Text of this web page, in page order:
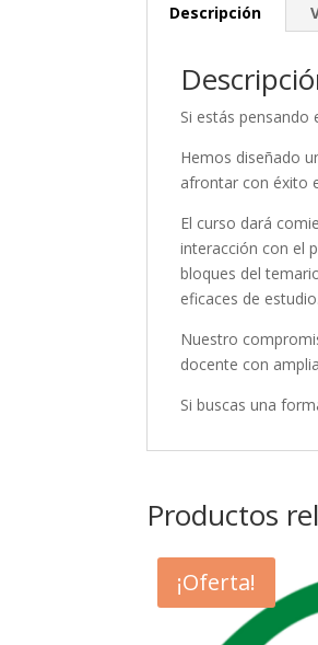
Descripción
Si estás pensando
Hemos diseñado
afrontar con éxito
El curso dará
interacción con el
bloques del
eficaces de estudio.
Nuestro
docente con
Si buscas una
Productos
¡Oferta!